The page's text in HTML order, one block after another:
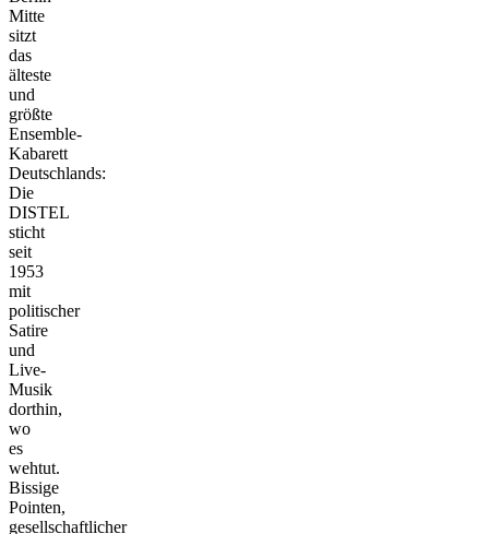
Mitte
sitzt
das
älteste
und
größte
Ensemble-
Kabarett
Deutschlands:
Die
DISTEL
sticht
seit
1953
mit
politischer
Satire
und
Live-
Musik
dorthin,
wo
es
wehtut.
Bissige
Pointen,
gesellschaftlicher